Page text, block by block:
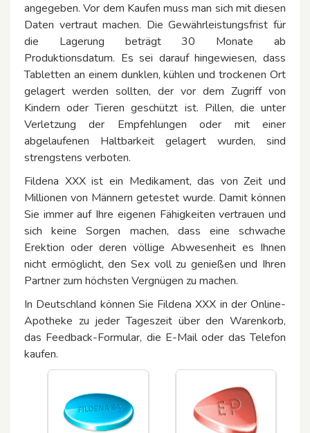
angegeben. Vor dem Kaufen muss man sich mit diesen
Daten vertraut machen. Die Gewährleistungsfrist für
die Lagerung beträgt 30 Monate ab
Produktionsdatum. Es sei darauf hingewiesen, dass
Tabletten an einem dunklen, kühlen und trockenen Ort
gelagert werden sollten, der vor dem Zugriff von
Kindern oder Tieren geschützt ist. Pillen, die unter
Verletzung der Empfehlungen oder mit einer
abgelaufenen Haltbarkeit gelagert wurden, sind
strengstens verboten.
Fildena XXX ist ein Medikament, das von Zeit und
Millionen von Männern getestet wurde. Damit können
Sie immer auf Ihre eigenen Fähigkeiten vertrauen und
sich keine Sorgen machen, dass eine schwache
Erektion oder deren völlige Abwesenheit es Ihnen
nicht ermöglicht, den Sex voll zu genießen und Ihren
Partner zum höchsten Vergnügen zu machen.
In Deutschland können Sie Fildena XXX in der Online-
Apotheke zu jeder Tageszeit über den Warenkorb,
das Feedback-Formular, die E-Mail oder das Telefon
kaufen.